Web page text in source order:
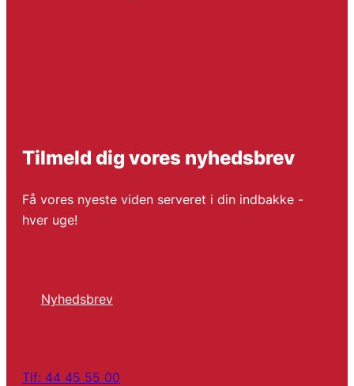
Tilmeld dig vores nyhedsbrev
Få vores nyeste viden serveret i din indbakke -
hver uge!
Nyhedsbrev
Tlf: 44 45 55 00